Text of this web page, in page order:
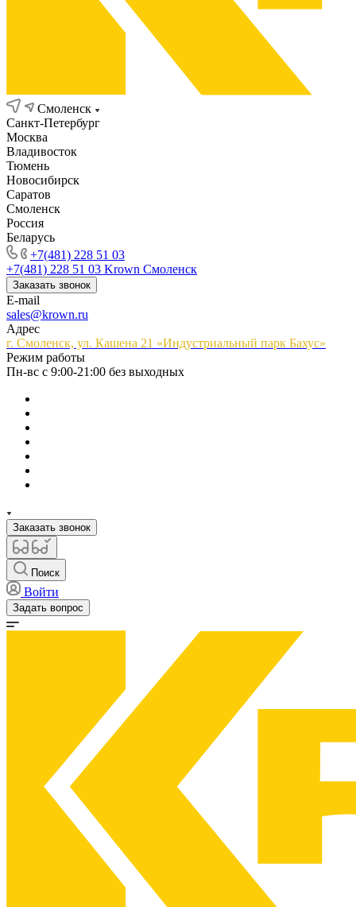
Смоленск
Санкт-Петербург
Москва
Владивосток
Тюмень
Новосибирск
Саратов
Смоленск
Россия
Беларусь
+7(481) 228 51 03
+7(481) 228 51 03 Krown Смоленск
Заказать звонок
E-mail
sales@krown.ru
Адрес
г. Смоленск, ул. Кашена 21 «Индустриальный парк Бахус»
Режим работы
Пн-вс с 9:00-21:00 без выходных
Заказать звонок
Поиск
Войти
Задать вопрос